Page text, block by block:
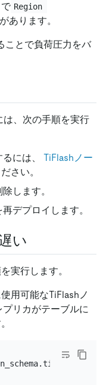
Region
あります。
ことで負荷圧力をバ
は、次の手順を実行
には、 TiFlashノー
さい。
します。
デプロイします。
い
実行します。
用可能なTiFlashノ
リカがテーブルに